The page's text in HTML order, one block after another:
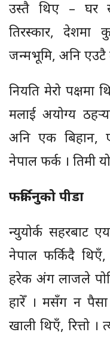
उस्तै थिए – घर
तिरस्कार, देशमा
जन्मभूमि, अनि एउटै
नियति मेरो
मलाई अयोग्य
अनि एक बिहान,
नेपाल फर्क । तिमी
फर्किनुको पीडा
न्युयोर्क सहरबाट
नेपाल फर्किदै
हरेक अंग लाजले
हारेँ । मसँग न
खाली थिएँ, रित्तो ।